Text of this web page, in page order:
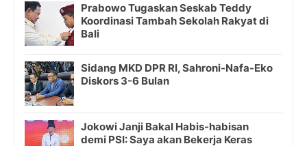
Prabowo Tugaskan Seskab Teddy
Koordinasi Tambah Sekolah Rakyat di
Bali
Sidang MKD DPR RI, Sahroni-Nafa-Eko
Diskors 3-6 Bulan
Jokowi Janji Bakal Habis-habisan
demi PSI: Saya akan Bekerja Keras